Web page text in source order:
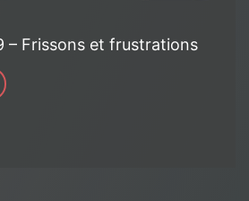
– Frissons et frustrations